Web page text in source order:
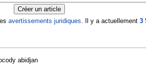
avertissements juridiques. Il y a actuellement 3
abidjan